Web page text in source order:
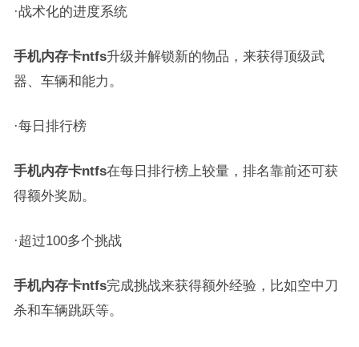
·战术化的进度系统
手机内存卡ntfs升级并解锁新的物品，来获得顶级武
器、车辆和能力。
·每日排行榜
手机内存卡ntfs在每日排行榜上较量，排名靠前还可获
得额外奖励。
·超过100多个挑战
手机内存卡ntfs完成挑战来获得额外经验，比如空中刀
杀和车辆跳跃等。